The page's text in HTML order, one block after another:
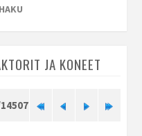
HAKU
JA KONEET